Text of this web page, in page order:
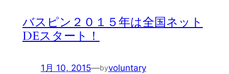
バスピン２０１５年は全国ネット
DEスタート！
1月 10, 2015—byvoluntary